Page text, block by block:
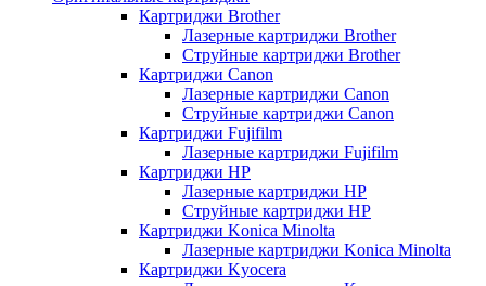
Картриджи Brother
Лазерные картриджи Brother
Струйные картриджи Brother
Картриджи Canon
Лазерные картриджи Canon
Струйные картриджи Canon
Картриджи Fujifilm
Лазерные картриджи Fujifilm
Картриджи HP
Лазерные картриджи HP
Струйные картриджи HP
Картриджи Konica Minolta
Лазерные картриджи Konica Minolta
Картриджи Kyocera